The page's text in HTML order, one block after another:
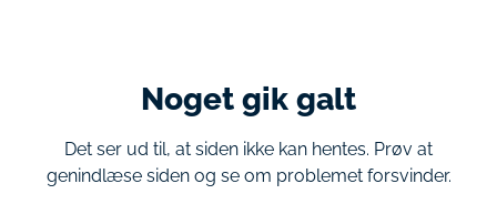
Noget gik galt
Det ser ud til, at siden ikke kan hentes. Prøv at
genindlæse siden og se om problemet forsvinder.